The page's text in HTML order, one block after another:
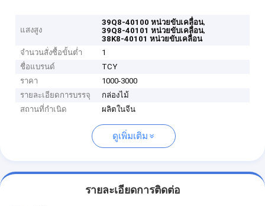
แสงสูง
39Q8-40100 หน่วยขับเคลื่อน,
39Q8-40101 หน่วยขับเคลื่อน,
38K8-40101 หน่วยขับเคลื่อน
จำนวนสั่งซื้อขั้นต่ำ
1
ชื่อแบรนด์
TCY
ราคา
1000-3000
รายละเอียดการบรรจุ
กล่องไม้
สถานที่กำเนิด
ผลิตในจีน
ดูเพิ่มเติม
รายละเอียดการติดต่อ